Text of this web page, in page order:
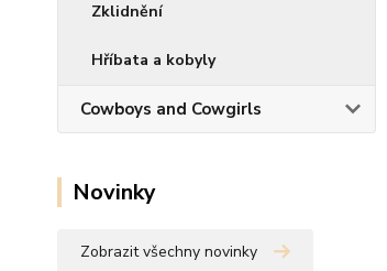
Zklidnění
Hříbata a kobyly
Cowboys and Cowgirls
Novinky
Zobrazit všechny novinky